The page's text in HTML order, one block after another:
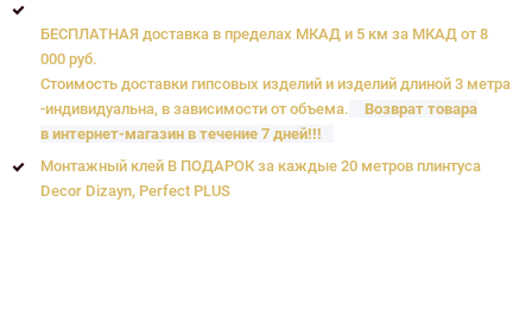
БЕСПЛАТНАЯ доставка в пределах МКАД и 5 км за МКАД от 8
000 руб.
Стоимость доставки гипсовых изделий и изделий длиной 3 метра
-индивидуальна, в зависимости от объема.
Возврат товара
в интернет-магазин в течение 7 дней!!!
Монтажный клей В ПОДАРОК за каждые 20 метров плинтуса
Decor Dizayn, Perfect PLUS